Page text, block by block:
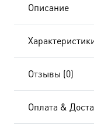
Описание
Отзывы (0)
Оплата &